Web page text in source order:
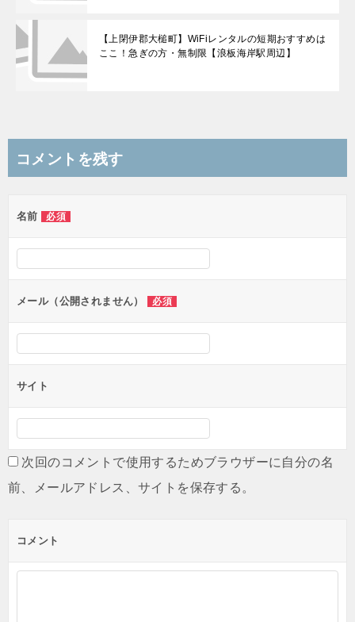
【上閉伊郡大槌町】WiFiレンタルの短期おすすめは
ここ！急ぎの方・無制限【浪板海岸駅周辺】
コメントを残す
名前 必須
メール（公開されません） 必須
サイト
次回のコメントで使用するためブラウザーに自分の名
前、メールアドレス、サイトを保存する。
コメント